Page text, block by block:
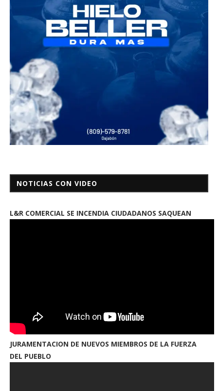
NOTICIAS CON VIDEO
L&R COMERCIAL SE INCENDIA CIUDADANOS SAQUEAN
JURAMENTACION DE NUEVOS MIEMBROS DE LA FUERZA
DEL PUEBLO